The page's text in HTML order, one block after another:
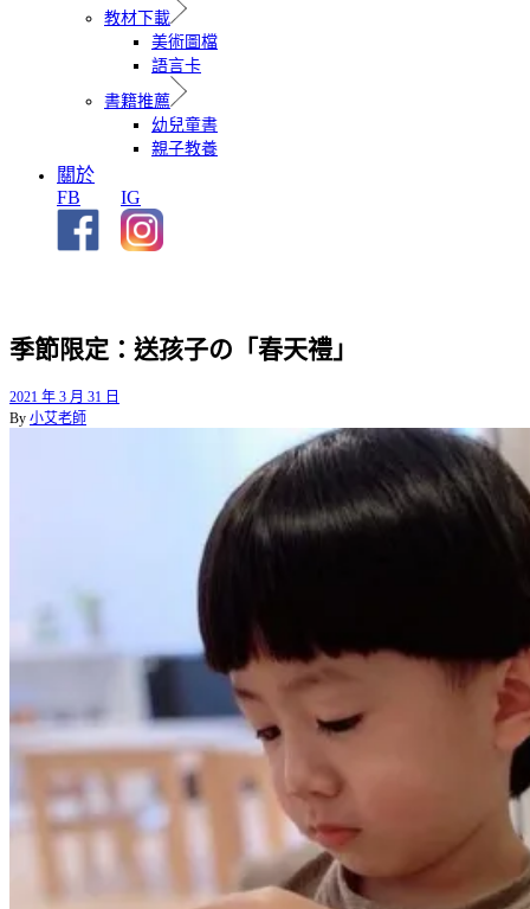
教材下載
美術圖檔
語言卡
書籍推薦
幼兒童書
親子教養
關於
FB
IG
季節限定：送孩子の「春天禮」
2021 年 3 月 31 日
By 小艾老師